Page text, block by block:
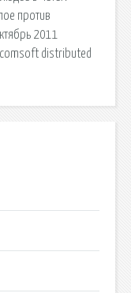
против
2011
distributed